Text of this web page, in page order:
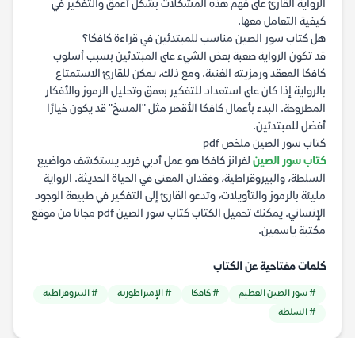
الرواية القارئ على فهم هذه المشكلات بشكل أعمق والتفكير في
كيفية التعامل معها.
هل كتاب سور الصين مناسب للمبتدئين في قراءة كافكا؟
قد تكون الرواية صعبة بعض الشيء على المبتدئين بسبب أسلوب
كافكا المعقد ورمزيته الغنية. ومع ذلك، يمكن للقارئ الاستمتاع
بالرواية إذا كان على استعداد للتفكير بعمق وتحليل الرموز والأفكار
المطروحة. البدء بأعمال كافكا الأقصر مثل "المسخ" قد يكون خيارًا
أفضل للمبتدئين.
كتاب سور الصين ملخص pdf
كتاب سور الصين لفرانز كافكا هو عمل أدبي فريد يستكشف مواضيع
السلطة، والبيروقراطية، وفقدان المعنى في الحياة الحديثة. الرواية
مليئة بالرموز والتأويلات، وتدعو القارئ إلى التفكير في طبيعة الوجود
الإنساني. يمكنك تحميل الكتاب كتاب سور الصين pdf مجانا من موقع
مكتبة ياسمين.
كلمات مفتاحية عن الكتاب
# سور الصين العظيم # كافكا # الإمبراطورية
# البيروقراطية
# السلطة